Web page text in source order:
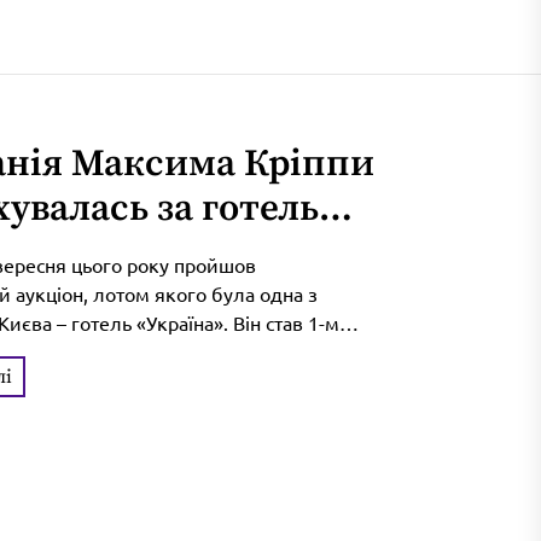
Максима Кріппи
за готель
скільки
цього року пройшов
аукціон, лотом якого була одна з
– готель «Україна». Він став 1-м
реалізації масштабної програми
Переможцем торгів оголосили